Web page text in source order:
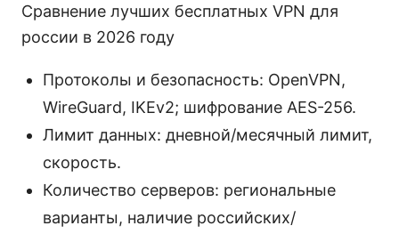
Сравнение лучших бесплатных VPN для
россии в 2026 году
Протоколы и безопасность: OpenVPN,
WireGuard, IKEv2; шифрование AES-256.
Лимит данных: дневной/месячный лимит,
скорость.
Количество серверов: региональные
варианты, наличие российских/